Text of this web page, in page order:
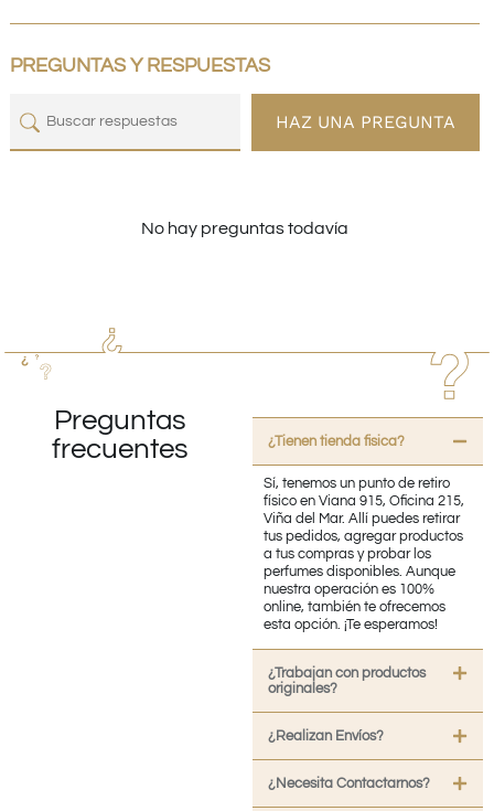
PREGUNTAS Y RESPUESTAS
HAZ UNA PREGUNTA
No hay preguntas todavía
Preguntas
frecuentes
¿Tienen tienda fisica?
Sí, tenemos un punto de retiro
físico en Viana 915, Oficina 215,
Viña del Mar. Allí puedes retirar
tus pedidos, agregar productos
a tus compras y probar los
perfumes disponibles. Aunque
nuestra operación es 100%
online, también te ofrecemos
esta opción. ¡Te esperamos!
¿Trabajan con productos
originales?
¿Realizan Envíos?
¿Necesita Contactarnos?